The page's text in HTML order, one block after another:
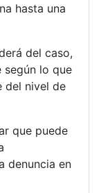
hasta una
del caso,
según lo que
del nivel de
que puede
denuncia en